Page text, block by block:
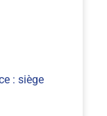
: siège